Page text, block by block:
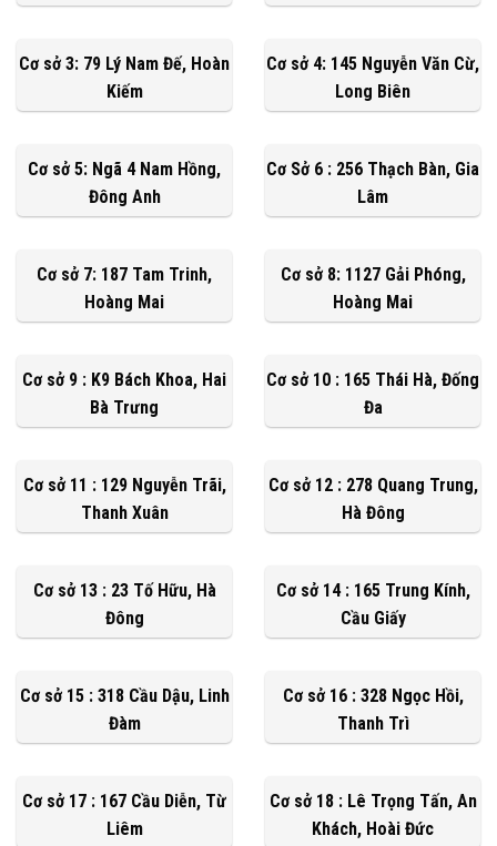
Cơ sở 3: 79 Lý Nam Đế, Hoàn
Kiếm
Cơ sở 4: 145 Nguyễn Văn Cừ,
Long Biên
Cơ sở 5: Ngã 4 Nam Hồng,
Đông Anh
Cơ Sở 6 : 256 Thạch Bàn, Gia
Lâm
Cơ sở 7: 187 Tam Trinh,
Hoàng Mai
Cơ sở 8: 1127 Gải Phóng,
Hoàng Mai
Cơ sở 9 : K9 Bách Khoa, Hai
Bà Trưng
Cơ sở 10 : 165 Thái Hà, Đống
Đa
Cơ sở 11 : 129 Nguyễn Trãi,
Thanh Xuân
Cơ sở 12 : 278 Quang Trung,
Hà Đông
Cơ sở 13 : 23 Tố Hữu, Hà
Đông
Cơ sở 14 : 165 Trung Kính,
Cầu Giấy
Cơ sở 15 : 318 Cầu Dậu, Linh
Đàm
Cơ sở 16 : 328 Ngọc Hồi,
Thanh Trì
Cơ sở 17 : 167 Cầu Diễn, Từ
Liêm
Cơ sở 18 : Lê Trọng Tấn, An
Khách, Hoài Đức